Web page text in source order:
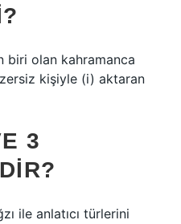
biri olan kahramanca
kişiyle (i) aktaran
3
ile anlatıcı türlerini